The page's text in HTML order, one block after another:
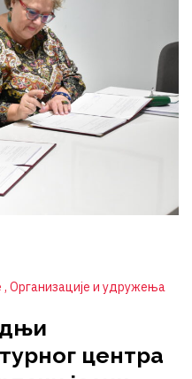
Организације и удружења
центра